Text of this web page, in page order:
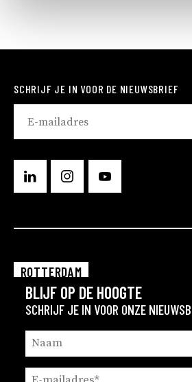
BLIJF OP DE HOOGTE
SCHRIJF JE IN VOOR ONZE
SCHRIJF JE IN VOOR DE NIEUWSBRIEF
ROTTERDAM
EINDHOVEN
GRONINGEN